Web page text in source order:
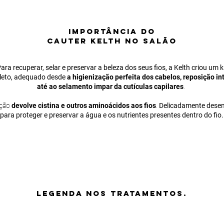
IMPORTÂNCIA DO
CAUTER KELTH NO SALÃO
recuperar, selar e preservar a beleza dos seus fios, a Kelth criou um
adequado desdea higienização perfeita dos cabelos, reposição
até ao selamento impar da cutículas capilares
devolve cistina e outros aminoácidos aos fios Delicadamente
para proteger e preservar a água e os nutrientes presentes dentro do fio.
LEGENDA nos tratamentos.